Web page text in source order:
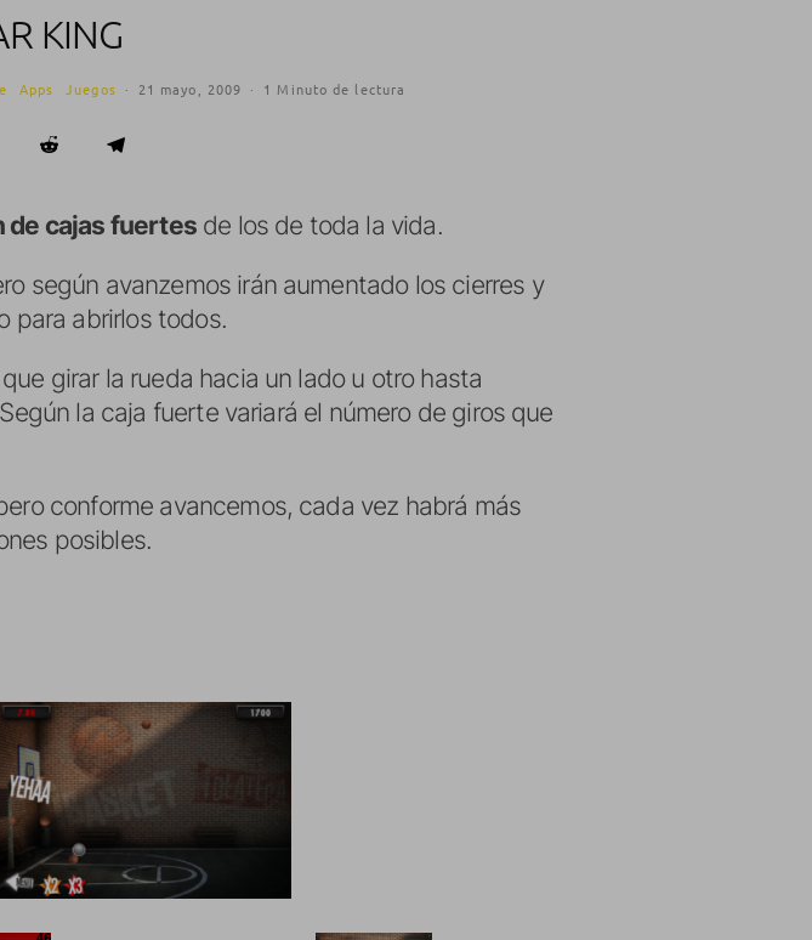
KING
Apps Juegos · 21 mayo, 2009 · 1 Minuto de lectura
de cajas fuertesde los de toda la vida.
según avanzemos irán aumentado los cierres y
para abrirlos todos.
girar la rueda hacia un lado u otro hasta
la caja fuerte variará el número de giros que
conforme avancemos, cada vez habrá más
posibles.